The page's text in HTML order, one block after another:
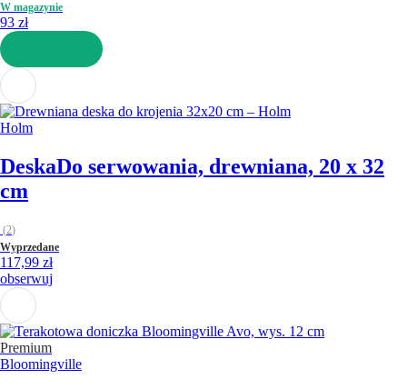
W magazynie
93 zł
DO KOSZYKA
Holm
DeskaDo serwowania, drewniana, 20 x 32
cm
(2)
Wyprzedane
117,99 zł
obserwuj
Premium
Bloomingville